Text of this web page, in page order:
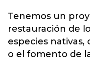
Tenemos un
restauración de
especies
o el fomento de